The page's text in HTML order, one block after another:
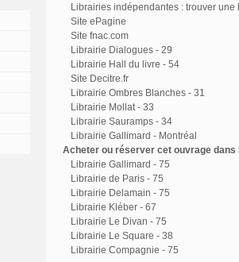
Librairies indépendantes : trouver une
Site ePagine
Site fnac.com
Librairie Dialogues - 29
Librairie Hall du livre - 54
Site Decitre.fr
Librairie Ombres Blanches - 31
Librairie Mollat - 33
Librairie Sauramps - 34
Librairie Gallimard - Montréal
Acheter ou réserver cet ouvrage
Librairie Gallimard - 75
Librairie de Paris - 75
Librairie Delamain - 75
Librairie Kléber - 67
Librairie Le Divan - 75
Librairie Le Square - 38
Librairie Compagnie - 75